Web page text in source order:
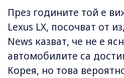
През годините той е
Lexus LX, посочват от
News казват, че не е
автомобилите са
Корея, но това